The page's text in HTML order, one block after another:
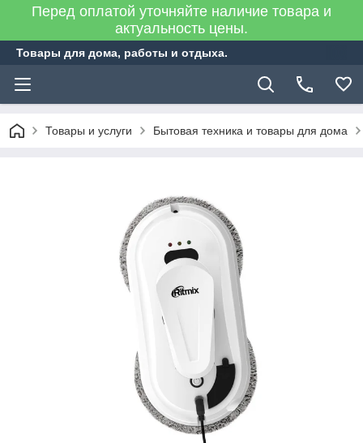
Перед оплатой уточняйте наличие товара и
актуальность цены.
Товары для дома, работы и отдыха.
Товары и услуги Бытовая техника и товары для дома